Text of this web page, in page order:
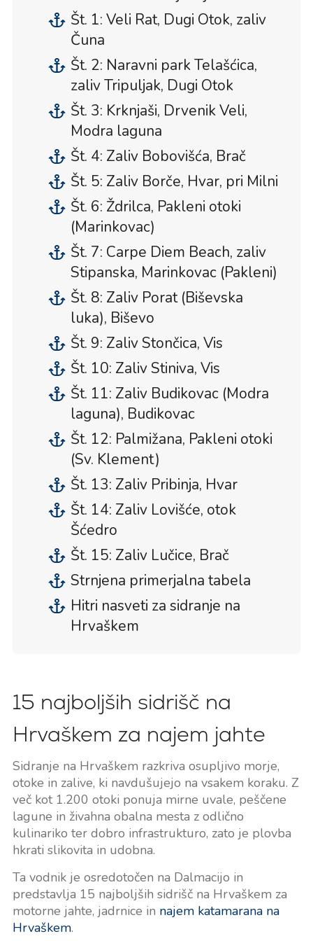
Št. 1: Veli Rat, Dugi Otok, zaliv
Čuna
Št. 2: Naravni park Telašćica,
zaliv Tripuljak, Dugi Otok
Št. 3: Krknjaši, Drvenik Veli,
Modra laguna
Št. 4: Zaliv Bobovišća, Brač
Št. 5: Zaliv Borče, Hvar, pri Milni
Št. 6: Ždrilca, Pakleni otoki
(Marinkovac)
Št. 7: Carpe Diem Beach, zaliv
Stipanska, Marinkovac (Pakleni)
Št. 8: Zaliv Porat (Biševska
luka), Biševo
Št. 9: Zaliv Stončica, Vis
Št. 10: Zaliv Stiniva, Vis
Št. 11: Zaliv Budikovac (Modra
laguna), Budikovac
Št. 12: Palmižana, Pakleni otoki
(Sv. Klement)
Št. 13: Zaliv Pribinja, Hvar
Št. 14: Zaliv Lovišće, otok
Šćedro
Št. 15: Zaliv Lučice, Brač
Strnjena primerjalna tabela
Hitri nasveti za sidranje na
Hrvaškem
15 najboljših sidrišč na
Hrvaškem za najem jahte
Sidranje na Hrvaškem razkriva osupljivo morje,
otoke in zalive, ki navdušujejo na vsakem koraku. Z
več kot 1.200 otoki ponuja mirne uvale, peščene
lagune in živahna obalna mesta z odlično
kulinariko ter dobro infrastrukturo, zato je plovba
hkrati slikovita in udobna.
Ta vodnik je osredotočen na Dalmacijo in
predstavlja 15 najboljših sidrišč na Hrvaškem za
motorne jahte, jadrnice in najem katamarana na
Hrvaškem.